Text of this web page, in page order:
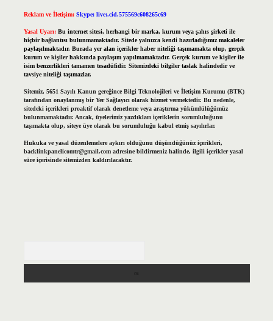
Reklam ve İletişim: Skype: live:.cid.575569c608265c69
Yasal Uyarı: Bu internet sitesi, herhangi bir marka, kurum veya şahıs şirketi ile
hiçbir bağlantısı bulunmamaktadır. Sitede yalnızca kendi hazırladığımız makaleler
paylaşılmaktadır. Burada yer alan içerikler haber niteliği taşımamakta olup, gerçek
kurum ve kişiler hakkında paylaşım yapılmamaktadır. Gerçek kurum ve kişiler ile
isim benzerlikleri tamamen tesadüfidir. Sitemizdeki bilgiler taslak halindedir ve
tavsiye niteliği taşımazlar.
Sitemiz, 5651 Sayılı Kanun gereğince Bilgi Teknolojileri ve İletişim Kurumu (BTK)
tarafından onaylanmış bir Yer Sağlayıcı olarak hizmet vermektedir. Bu nedenle,
sitedeki içerikleri proaktif olarak denetleme veya araştırma yükümlülüğümüz
bulunmamaktadır. Ancak, üyelerimiz yazdıkları içeriklerin sorumluluğunu
taşımakta olup, siteye üye olarak bu sorumluluğu kabul etmiş sayılırlar.
Hukuka ve yasal düzenlemelere aykırı olduğunu düşündüğünüz içerikleri,
backlinkpanelicomtr@gmail.comadresine bildirmeniz halinde, ilgili içerikler yasal
süre içerisinde sitemizden kaldırılacaktır.